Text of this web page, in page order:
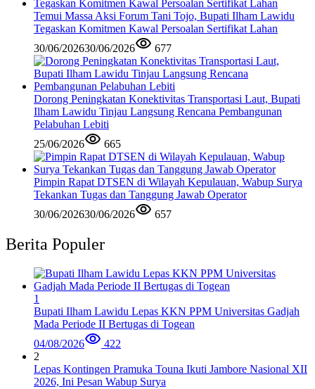
Temui Massa Aksi Forum Tani Tojo, Bupati Ilham Lawidu
Tegaskan Komitmen Kawal Persoalan Sertifikat Lahan
30/06/202630/06/2026 677
Dorong Peningkatan Konektivitas Transportasi Laut, Bupati
Ilham Lawidu Tinjau Langsung Rencana Pembangunan
Pelabuhan Lebiti
25/06/2026
665
Pimpin Rapat DTSEN di Wilayah Kepulauan, Wabup Surya
Tekankan Tugas dan Tanggung Jawab Operator
30/06/202630/06/2026 657
Berita Populer
1
Bupati Ilham Lawidu Lepas KKN PPM Universitas Gadjah
Mada Periode II Bertugas di Togean
04/08/2026
422
2
Lepas Kontingen Pramuka Touna Ikuti Jambore Nasional XII
2026, Ini Pesan Wabup Surya